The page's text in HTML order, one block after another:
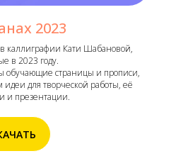
2023
каллиграфии Кати Шабановой,
в 2023 году.
обучающие страницы и прописи,
идеи для творческой работы, её
и презентации.